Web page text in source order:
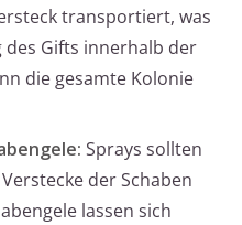
transportiert, was
Gifts innerhalb der
die gesamte Kolonie
Sprays sollten
der Schaben
lassen sich